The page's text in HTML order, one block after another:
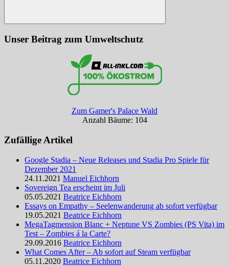
Suchen
Unser Beitrag zum Umweltschutz
Zum Gamer's Palace Wald
Anzahl Bäume: 104
Zufällige Artikel
Google Stadia – Neue Releases und Stadia Pro Spiele für
Dezember 2021
24.11.2021 Manuel Eichhorn
Sovereign Tea erscheint im Juli
05.05.2021 Beatrice Eichhorn
Essays on Empathy – Seelenwanderung ab sofort verfügbar
19.05.2021 Beatrice Eichhorn
MegaTagmension Blanc + Neptune VS Zombies (PS Vita) im
Test – Zombies á la Carte?
29.09.2016 Beatrice Eichhorn
What Comes After – Ab sofort auf Steam verfügbar
05.11.2020 Beatrice Eichhorn